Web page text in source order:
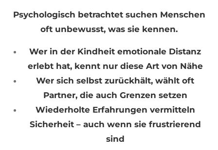
Psychologisch betrachtet suchen Menschen
oft unbewusst, was sie kennen.
Wer in der Kindheit emotionale Distanz
erlebt hat, kennt nur diese Art von Nähe
Wer sich selbst zurückhält, wählt oft
Partner, die auch Grenzen setzen
Wiederholte Erfahrungen vermitteln
Sicherheit – auch wenn sie frustrierend
sind